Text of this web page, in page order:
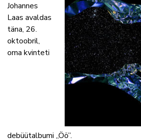
Johannes
Laas avaldas
täna, 26.
oktoobril,
oma kvinteti
debüütalbumi „Öö”.